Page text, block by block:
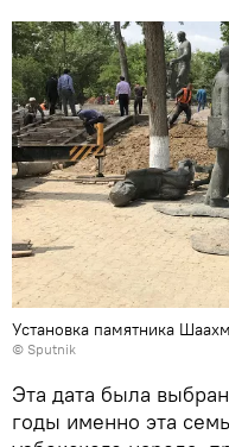
Установка памятника
© Sputnik
Эта дата была
годы именно эта